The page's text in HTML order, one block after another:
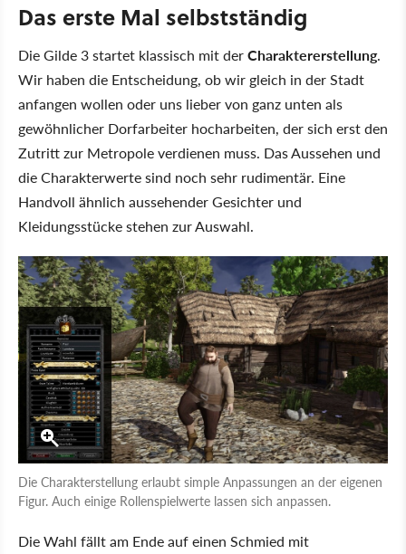
Das erste Mal selbstständig
Die Gilde 3 startet klassisch mit derCharaktererstellung.
Wir haben die Entscheidung, ob wir gleich in der Stadt
anfangen wollen oder uns lieber von ganz unten als
gewöhnlicher Dorfarbeiter hocharbeiten, der sich erst den
Zutritt zur Metropole verdienen muss. Das Aussehen und
die Charakterwerte sind noch sehr rudimentär. Eine
Handvoll ähnlich aussehender Gesichter und
Kleidungsstücke stehen zur Auswahl.
Die Charakterstellung erlaubt simple Anpassungen an der eigenen
Figur. Auch einige Rollenspielwerte lassen sich anpassen.
Die Wahl fällt am Ende auf einen Schmied mit